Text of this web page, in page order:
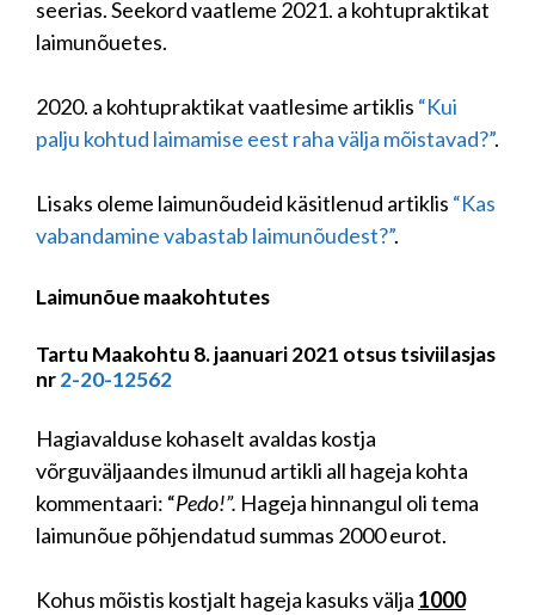
seerias. Seekord vaatleme 2021. a kohtupraktikat
laimunõuetes.
2020. a kohtupraktikat vaatlesime artiklis “Kui
palju kohtud laimamise eest raha välja mõistavad?”.
Lisaks oleme laimunõudeid käsitlenud artiklis “Kas
vabandamine vabastab laimunõudest?”.
Laimunõue maakohtutes
Tartu Maakohtu 8. jaanuari 2021 otsus tsiviilasjas
nr2-20-12562
Hagiavalduse kohaselt avaldas kostja
võrguväljaandes ilmunud artikli all hageja kohta
kommentaari: “Pedo!”. Hageja hinnangul oli tema
laimunõue põhjendatud summas 2000 eurot.
Kohus mõistis kostjalt hageja kasuks välja 1000